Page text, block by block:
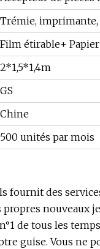
Trémie,
Film étirable+
2*1,5*1,4m
GS
Chine
500 unités par mois
fournit des
nouveaux
de tous les
guise. Vous ne